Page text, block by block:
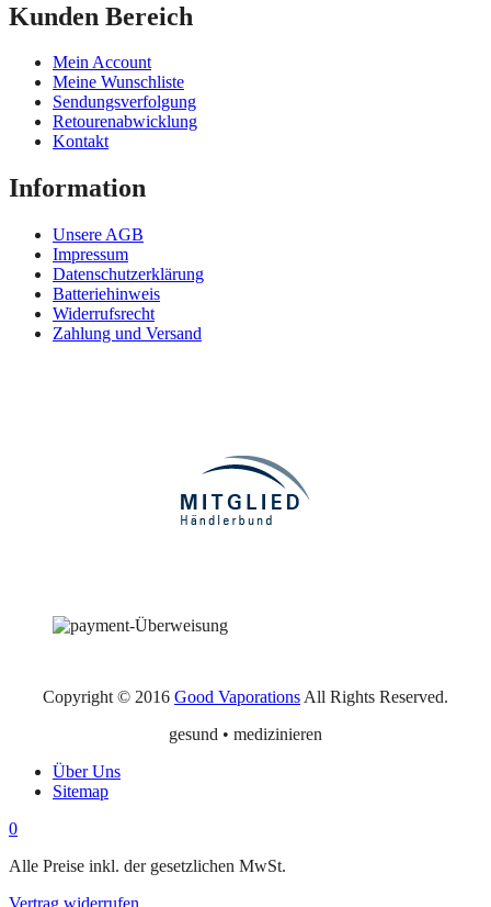
Kunden Bereich
Mein Account
Meine Wunschliste
Sendungsverfolgung
Retourenabwicklung
Kontakt
Information
Unsere AGB
Impressum
Datenschutzerklärung
Batteriehinweis
Widerrufsrecht
Zahlung und Versand
Copyright © 2016 Good Vaporations All Rights Reserved.
gesund • medizinieren
Über Uns
Sitemap
0
Alle Preise inkl. der gesetzlichen MwSt.